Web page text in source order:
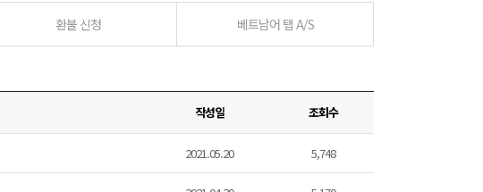
환불 신청 베트남어 탭 A/S
작성일 조회수
2021.05.20 5,748